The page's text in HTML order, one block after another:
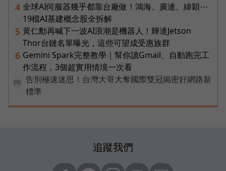
4 全球AI伺服器幾乎都靠台廠做！鴻海、廣達、緯穎⋯
19檔AI基建概念股全拆解
5 黃仁勳再喊下一波AI浪潮是機器人！輝達Jetson
Thor台鏈名單曝光，這些可望成受惠族群
6 Gemini Spark完整教學｜幫你讀Gmail、自動跑完工
作流程，3個超實用情境一次看
PR
告別極速迷思！台灣大哥大奪國際雙冠揭密好網路新
標準
追蹤我們